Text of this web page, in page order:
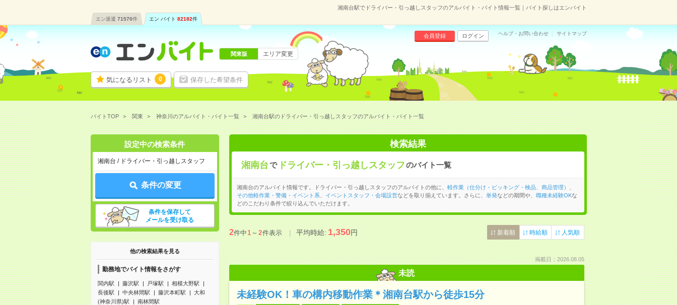
湘南台駅でドライバー・引っ越しスタッフのアルバイト・バイト情報一覧｜バイト探しはエンバイト
エン派遣 71570件 エン バイト 82182件
気になるリスト 0 保存した希望条件
会員登録 ログイン ヘルプ・お問い合わせ サイトマップ
関東版 エリア変更
バイトTOP 関東 神奈川のアルバイト・バイト一覧 湘南台駅のドライバー・引っ越しスタッフのアルバイト・バイト一覧
設定中の検索条件
湘南台 / ドライバー・引っ越しスタッフ
条件の変更
条件を保存して
メールを受け取る
他の検索結果を見る
勤務地でバイト情報をさがす
関内駅 藤沢駅 戸塚駅
相模大野駅
長後駅
中央林間駅 藤沢本町駅
大和
(神奈川県)駅
南林間駅
検索結果
湘南台で ドライバー・引っ越しスタッフのバイト一覧
湘南台のアルバイト情報です。ドライバー・引っ越しスタッフのアルバイトの他に、 軽作業（仕分け・ピッキング・検品、商品管理）
その他軽作業・警備・イベント系
イベントスタッフ・会場設営などを取り揃えています。さらに、 単発などの期間や、 職種未経験OKな
どのこだわり条件で絞り込んでいただけます。
2件中1～2件表示 平均時給:1,350円 新着順 時給順 人気順
掲載日：2026.08.05
未読
未経験OK！車の構内移動作業＊湘南台駅から徒歩15分